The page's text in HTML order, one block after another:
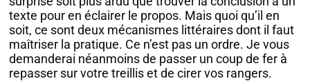
texte pour en éclairer le propos. Mais quoi qu’il en
soit, ce sont deux mécanismes littéraires dont il faut
maîtriser la pratique. Ce n’est pas un ordre. Je vous
demanderai néanmoins de passer un coup de fer à
repasser sur votre treillis et de cirer vos rangers.